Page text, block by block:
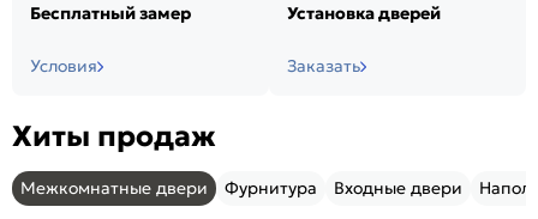
Бесплатный замер
Условия
Установка дверей
Заказать
Хиты продаж
Межкомнатные двери Фурнитура Входные двери